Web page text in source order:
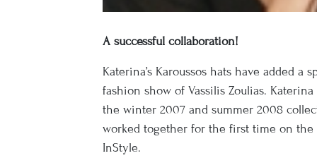
A successful collaboration!
Katerina’s Karoussos hats have added
fashion show of Vassilis Zoulias.
the winter 2007 and summer 2008
worked together for the first time on
InStyle.